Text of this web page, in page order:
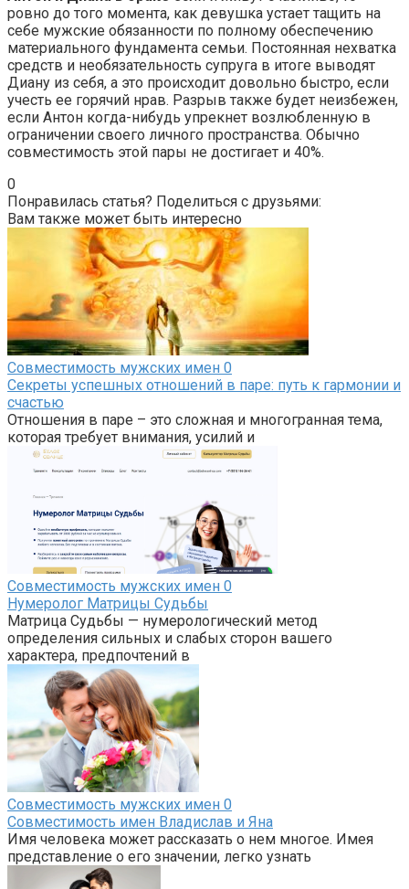
ровно до того момента, как девушка устает тащить на
себе мужские обязанности по полному обеспечению
материального фундамента семьи. Постоянная нехватка
средств и необязательность супруга в итоге выводят
Диану из себя, а это происходит довольно быстро, если
учесть ее горячий нрав. Разрыв также будет неизбежен,
если Антон когда-нибудь упрекнет возлюбленную в
ограничении своего личного пространства. Обычно
совместимость этой пары не достигает и 40%.
0
Понравилась статья? Поделиться с друзьями:
Вам также может быть интересно
Совместимость мужских имен 0
Секреты успешных отношений в паре: путь к гармонии и
счастью
Отношения в паре – это сложная и многогранная тема,
которая требует внимания, усилий и
Совместимость мужских имен 0
Нумеролог Матрицы Судьбы
Матрица Судьбы — нумерологический метод
определения сильных и слабых сторон вашего
характера, предпочтений в
Совместимость мужских имен 0
Совместимость имен Владислав и Яна
Имя человека может рассказать о нем многое. Имея
представление о его значении, легко узнать